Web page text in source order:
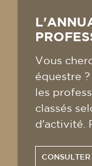
Vous
équestre
les
classés
d'activité.
CONSULTER